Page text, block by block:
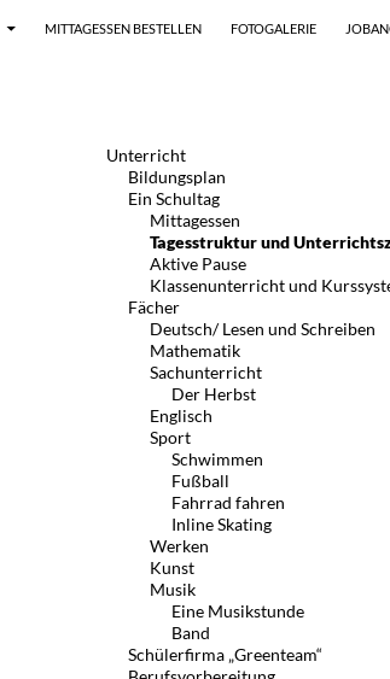
MITTAGESSEN BESTELLEN FOTOGALERIE
Unterricht
Bildungsplan
Ein Schultag
Mittagessen
Tagesstruktur und
Aktive Pause
Klassenunterricht und
Fächer
Deutsch/ Lesen und Schreiben
Mathematik
Sachunterricht
Der Herbst
Englisch
Sport
Schwimmen
Fußball
Fahrrad fahren
Inline Skating
Werken
Kunst
Musik
Eine Musikstunde
Band
Schülerfirma „Greenteam“